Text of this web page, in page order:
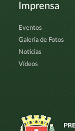
Imprensa
Eventos
Galeria de Fotos
Notícias
Vídeos